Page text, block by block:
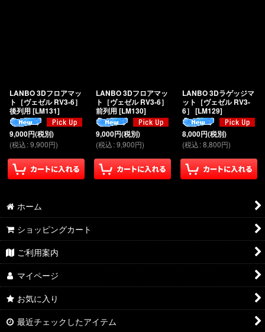
LANBO 3Dフロアマッ
ト［ヴェゼル RV3-6］
後列用[LM131]
9,000円(税別)
(税込:9,900円)
LANBO 3Dフロアマッ
ト［ヴェゼル RV3-6］
前列用[LM130]
9,000円(税別)
(税込:9,900円)
LANBO 3Dラゲッジマ
ット［ヴェゼル RV3-
6］ [LM129]
8,000円(税別)
(税込:8,800円)
ホーム
ショッピングカート
ご利用案内
マイページ
お気に入り
最近チェックしたアイテム